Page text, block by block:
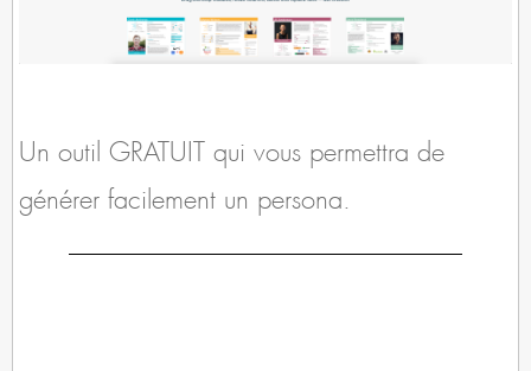
Un outil GRATUIT qui vous permettra de
générer facilement un persona.